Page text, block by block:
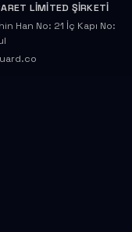
LİMİTED ŞİRKETİ
Han No: 21 İç Kapı No: